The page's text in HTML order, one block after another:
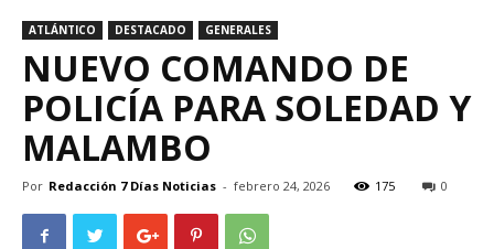
ATLÁNTICO DESTACADO GENERALES
NUEVO COMANDO DE
POLICÍA PARA SOLEDAD Y
MALAMBO
Por Redacción 7 Días Noticias - febrero 24, 2026 175 0